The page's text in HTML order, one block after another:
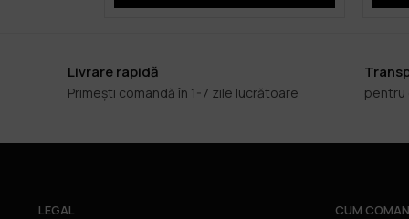
Livrare rapidă
Primești comandă în 1-7 zile lucrătoare pentru
LEGAL CUM